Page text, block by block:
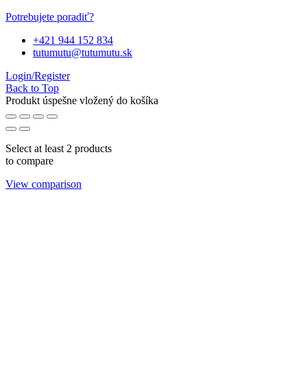
Potrebujete poradiť?
+421 944 152 834
tutumutu@tutumutu.sk
Login/Register
Back to Top
Produkt úspešne vložený do košíka
Select at least 2 products
to compare
View comparison